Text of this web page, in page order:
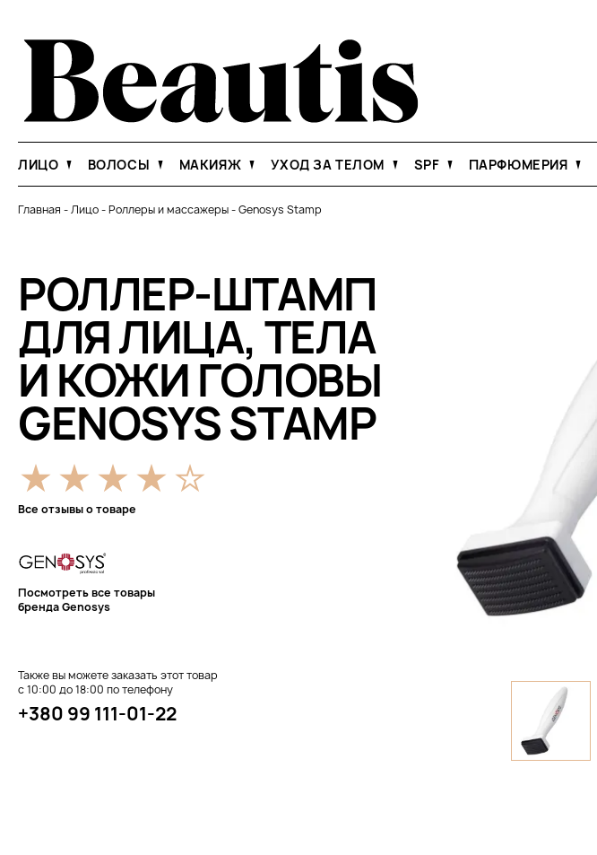
ЛИЦО ВОЛОСЫ МАКИЯЖ УХОД ЗА ТЕЛОМ SPF ПАРФЮМЕРИЯ
Главная -Лицо-Роллеры и массажеры-Genosys Stamp
РОЛЛЕР-ШТАМП
ДЛЯ ЛИЦА, ТЕЛА
И КОЖИ ГОЛОВЫ
GENOSYS STAMP
Все отзывы о товаре
Посмотреть все товары
бренда Genosys
Также вы можете заказать этот товар
с 10:00 до 18:00 по телефону
+380 99 111-01-22